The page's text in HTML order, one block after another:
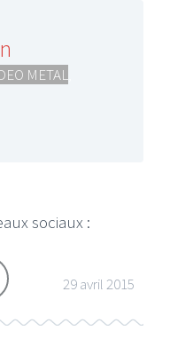
METAL
sociaux :
29 avril 2015